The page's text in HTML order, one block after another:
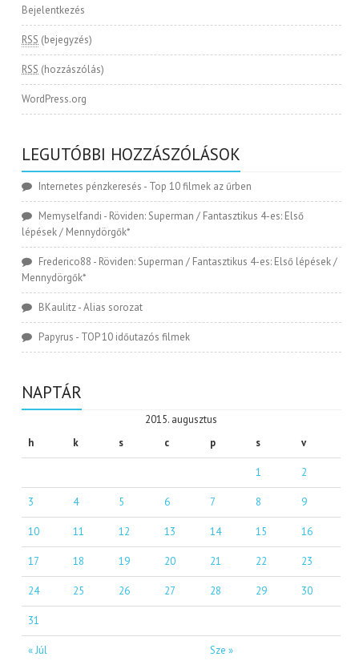
Bejelentkezés
RSS (bejegyzés)
RSS (hozzászólás)
WordPress.org
LEGUTÓBBI HOZZÁSZÓLÁSOK
Internetes pénzkeresés - Top 10 filmek az űrben
Memyselfandi - Röviden: Superman / Fantasztikus 4-es: Első
lépések / Mennydörgők*
Frederico88 - Röviden: Superman / Fantasztikus 4-es: Első lépések /
Mennydörgők*
BKaulitz-Alias sorozat
Papyrus - TOP 10 időutazós filmek
NAPTÁR
2015. augusztus
h
k s c p s v
« Júl Sze »
1 2
3 4 5 6 7 8 9
10 11 12 13 14 15 16
17 18 19 20 21 22 23
24 25 26 27 28 29 30
31